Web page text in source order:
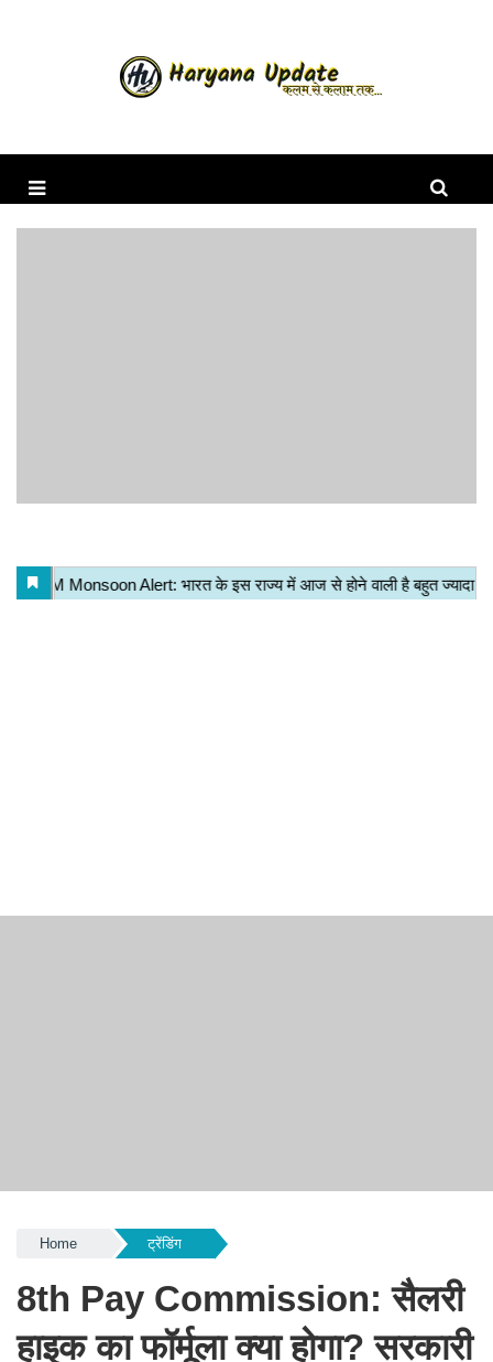
Home ट्रेंडिंग
8th Pay Commission: सैलरी
हाइक का फॉर्मूला क्या होगा? सरकारी